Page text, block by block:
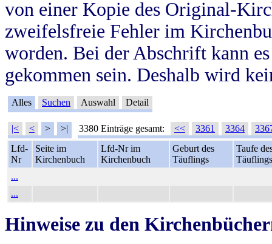
von einer Kopie des Original-
zweifelsfreie Fehler im
worden. Bei der Abschrift kann
gekommen sein. Deshalb wird
Alles Suchen Auswahl Detail
|< < > >| 3380 Einträge gesamt: << 3361 3364
Lfd-
Nr
Seite im
Kirchenbuch
Lfd-Nr im
Kirchenbuch
Geburt des
Täuflings
Taufe
Täuflings
...
...
Hinweise zu den